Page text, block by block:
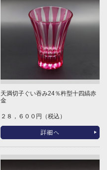
天満切子ぐい吞み24％杵型十四縞赤
金
２８，６００円（税込）
詳細へ